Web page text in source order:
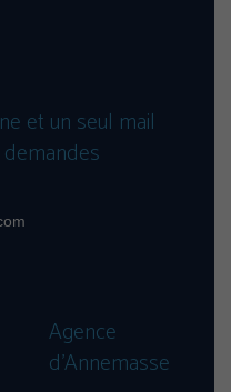
et un seul mail
Agence
d’Annemasse